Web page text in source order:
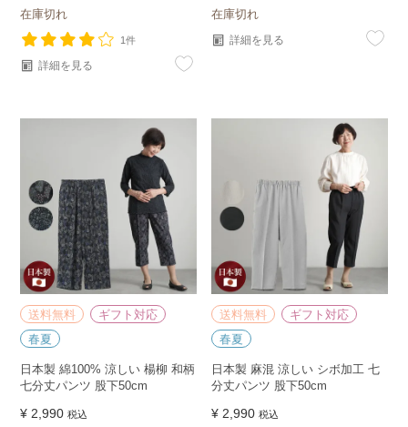
在庫切れ
1件
詳細を見る
在庫切れ
詳細を見る
送料無料
ギフト対応
春夏
日本製 綿100% 涼しい 楊柳 和柄
七分丈パンツ 股下50cm
¥ 2,990 税込
送料無料
ギフト対応
春夏
日本製 麻混 涼しい シボ加工 七
分丈パンツ 股下50cm
¥ 2,990 税込